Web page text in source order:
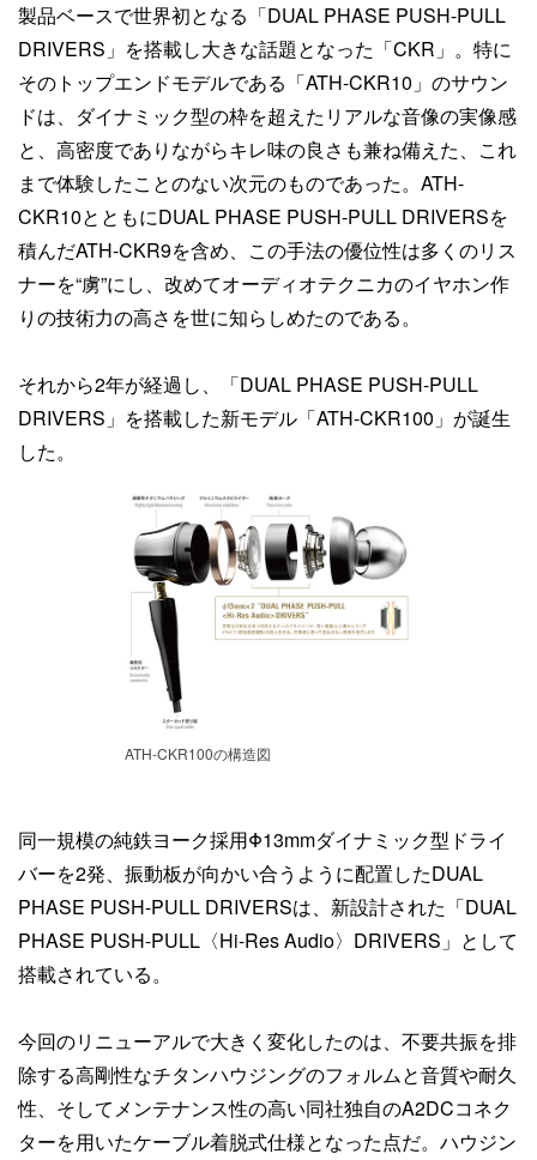
製品ベースで世界初となる「DUAL PHASE PUSH-PULL
DRIVERS」を搭載し大きな話題となった「CKR」。特に
そのトップエンドモデルである「ATH-CKR10」のサウン
ドは、ダイナミック型の枠を超えたリアルな音像の実像感
と、高密度でありながらキレ味の良さも兼ね備えた、これ
まで体験したことのない次元のものであった。ATH-
CKR10とともにDUAL PHASE PUSH-PULL DRIVERSを
積んだATH-CKR9を含め、この手法の優位性は多くのリス
ナーを“虜”にし、改めてオーディオテクニカのイヤホン作
りの技術力の高さを世に知らしめたのである。
それから2年が経過し、「DUAL PHASE PUSH-PULL
DRIVERS」を搭載した新モデル「ATH-CKR100」が誕生
した。
ATH-CKR100の構造図
同一規模の純鉄ヨーク採用Φ13mmダイナミック型ドライ
バーを2発、振動板が向かい合うように配置したDUAL
PHASE PUSH-PULL DRIVERSは、新設計された「DUAL
PHASE PUSH-PULL〈Hi-Res Audio〉DRIVERS」として
搭載されている。
今回のリニューアルで大きく変化したのは、不要共振を排
除する高剛性なチタンハウジングのフォルムと音質や耐久
性、そしてメンテナンス性の高い同社独自のA2DCコネク
ターを用いたケーブル着脱式仕様となった点だ。ハウジン